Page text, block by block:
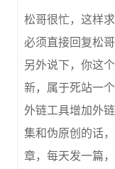
松哥很忙，这样
必须直接回复松哥
另外说下，你这
新，属于死站一
外链工具增加外
集和伪原创的话
章，每天发一篇